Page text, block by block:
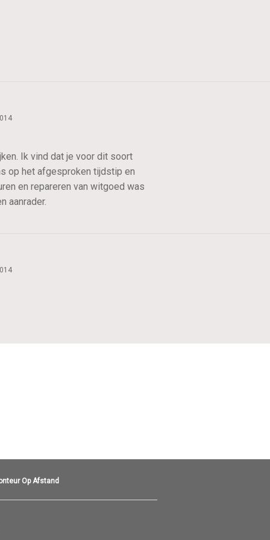
Ik vind dat je voor dit soort
op het afgesproken tijdstip en
en repareren van witgoed was
aanrader.
Op Afstand